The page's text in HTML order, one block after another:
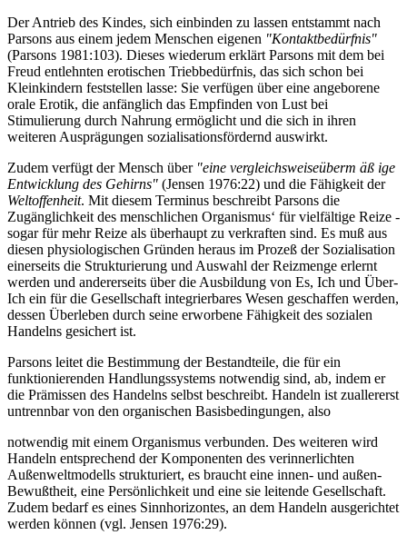
Der Antrieb des Kindes, sich einbinden zu lassen entstammt nach
Parsons aus einem jedem Menschen eigenen "Kontaktbedürfnis"
(Parsons 1981:103). Dieses wiederum erklärt Parsons mit dem bei
Freud entlehnten erotischen Triebbedürfnis, das sich schon bei
Kleinkindern feststellen lasse: Sie verfügen über eine angeborene
orale Erotik, die anfänglich das Empfinden von Lust bei
Stimulierung durch Nahrung ermöglicht und die sich in ihren
weiteren Ausprägungen sozialisationsfördernd auswirkt.
Zudem verfügt der Mensch über "eine vergleichsweiseüberm äß ige
Entwicklung des Gehirns" (Jensen 1976:22) und die Fähigkeit der
Weltoffenheit. Mit diesem Terminus beschreibt Parsons die
Zugänglichkeit des menschlichen Organismus‘ für vielfältige Reize -
sogar für mehr Reize als überhaupt zu verkraften sind. Es muß aus
diesen physiologischen Gründen heraus im Prozeß der Sozialisation
einerseits die Strukturierung und Auswahl der Reizmenge erlernt
werden und andererseits über die Ausbildung von Es, Ich und Über-
Ich ein für die Gesellschaft integrierbares Wesen geschaffen werden,
dessen Überleben durch seine erworbene Fähigkeit des sozialen
Handelns gesichert ist.
Parsons leitet die Bestimmung der Bestandteile, die für ein
funktionierenden Handlungssystems notwendig sind, ab, indem er
die Prämissen des Handelns selbst beschreibt. Handeln ist zuallererst
untrennbar von den organischen Basisbedingungen, also
notwendig mit einem Organismus verbunden. Des weiteren wird
Handeln entsprechend der Komponenten des verinnerlichten
Außenweltmodells strukturiert, es braucht eine innen- und außen-
Bewußtheit, eine Persönlichkeit und eine sie leitende Gesellschaft.
Zudem bedarf es eines Sinnhorizontes, an dem Handeln ausgerichtet
werden können (vgl. Jensen 1976:29).